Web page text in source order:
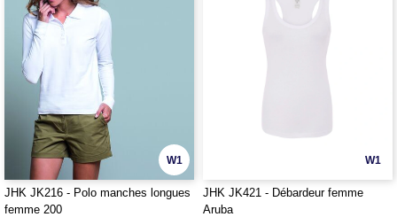
W1
JHK JK216 - Polo manches longues
femme 200
W1
JHK JK421 - Débardeur femme
Aruba